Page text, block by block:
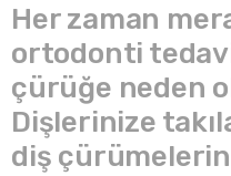
Her zaman
ortodonti
çürüğe neden
Dişlerinize
diş